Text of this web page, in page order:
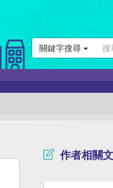
關鍵字搜尋
作者相關